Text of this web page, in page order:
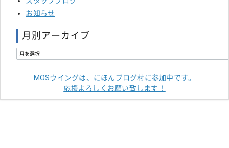
お知らせ
月別アーカイブ
MOSウイングは、にほんブログ村に参加中です。
応援よろしくお願い致します！